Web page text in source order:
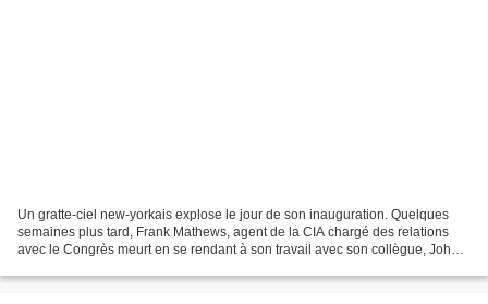
Un gratte-ciel new-yorkais explose le jour de son inauguration. Quelques
semaines plus tard, Frank Mathews, agent de la CIA chargé des relations
avec le Congrès meurt en se rendant à son travail avec son collègue, John